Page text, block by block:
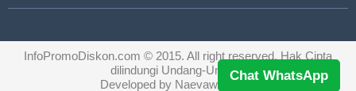
Chat WhatsApp
InfoPromoDiskon.com © 2015. All right reserved. Hak Cipta
dilindungi Undang-Undang
Developed by Naevaweb.com